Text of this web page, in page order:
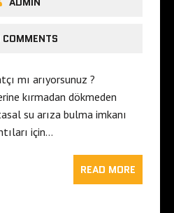
mı arıyorsunuz ?
kırmadan dökmeden
su arıza bulma imkanı
için…
READ MORE